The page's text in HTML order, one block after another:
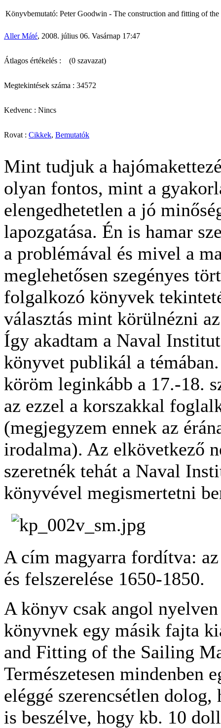
Könyvbemutató: Peter Goodwin - The construction and fitting of
Aller Máté, 2008. július 06. Vasárnap 17:47
Átlagos értékelés : (0 szavazat)
Megtekintések száma : 34572
Kedvenc : Nincs
Rovat : Cikkek, Bemutatók
Mint tudjuk a
olyan fontos, mint a
elengedhetetlen a jó
lapozgatása. Én is hamar
a problémával és mivel a
meglehetősen szegényes
folgalkozó könyvek
választás mint körülnézni
Így akadtam a Naval
könyvet publikál a
köröm leginkább a 17.-18.
az ezzel a korszakkal
(megjegyzem ennek az
irodalma). Az elkövetkező
szeretnék tehát a Naval
könyvével megismertetni
A cím magyarra fordítva:
és felszerelése 1650-1850.
A könyv csak angol
könyvnek egy másik fajta
and Fitting of the Sailing
Természetesen mindenben
eléggé szerencsétlen
is beszélve, hogy kb. 10